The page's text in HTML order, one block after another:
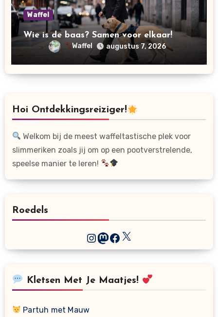
Waffel
Wie is de baas? Samen voor elkaar!
Waffel augustus 7, 2026
Hoi Ontdekkingsreiziger!
Welkom bij de meest waffeltastische plek voor
slimmeriken zoals jij om op een pootverstrelende,
speelse manier te leren!
Roedels
Instagram
Mastodon
Facebook
X
Kletsen Met Je Maatjes!
Partuh met Mauw